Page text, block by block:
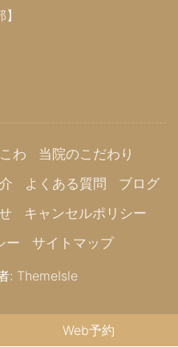
Web予約
わ
当院のこだわり
よくある質問
ブログ
キャンセルポリシー
ー
サイトマップ
: ThemeIsle
はりきゅうここわ